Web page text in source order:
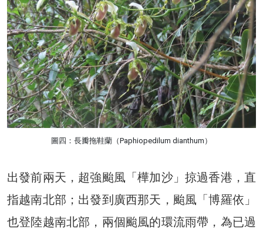
圖四：長瓣拖鞋蘭（Paphiopedilum dianthum）
出發前兩天，超強颱風「樺加沙」掠過香港，直
指越南北部；出發到廣西那天，颱風「博羅依」
也登陸越南北部，兩個颱風的環流雨帶，為已過